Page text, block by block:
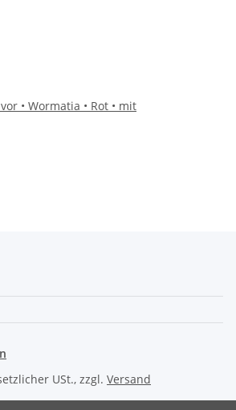
• Wormatia • Rot • mit
USt., zzgl. Versand